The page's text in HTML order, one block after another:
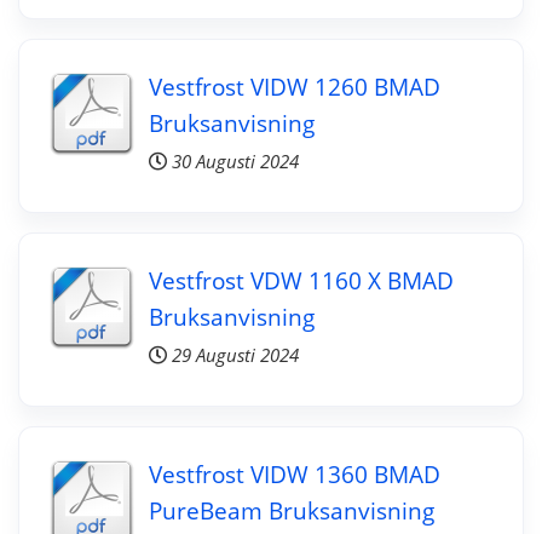
Vestfrost VIDW 1260 BMAD
Bruksanvisning
30 Augusti 2024
Vestfrost VDW 1160 X BMAD
Bruksanvisning
29 Augusti 2024
Vestfrost VIDW 1360 BMAD
PureBeam Bruksanvisning